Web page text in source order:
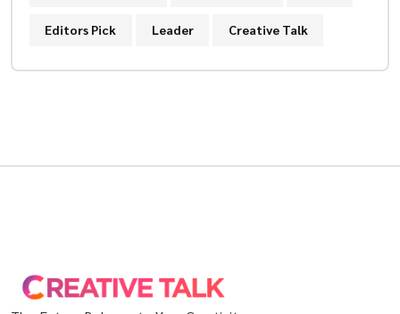
Editors Pick Leader Creative Talk